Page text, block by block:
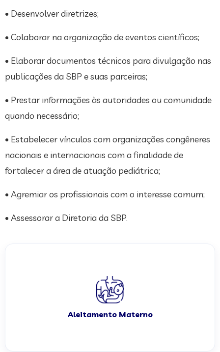
• Desenvolver diretrizes;
• Colaborar na organização de eventos científicos;
• Elaborar documentos técnicos para divulgação nas
publicações da SBP e suas parceiras;
• Prestar informações às autoridades ou comunidade
quando necessário;
• Estabelecer vínculos com organizações congêneres
nacionais e internacionais com a finalidade de
fortalecer a área de atuação pediátrica;
• Agremiar os profissionais com o interesse comum;
• Assessorar a Diretoria da SBP.
Aleitamento Materno